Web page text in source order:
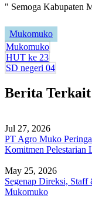
" Semoga Kabupaten
Mukomuko
Mukomuko
HUT ke 23
SD negeri 04
Berita Terkait
Jul 27, 2026
PT Agro Muko
Komitmen Pelestarian
May 25, 2026
Segenap Direksi,
Mukomuko